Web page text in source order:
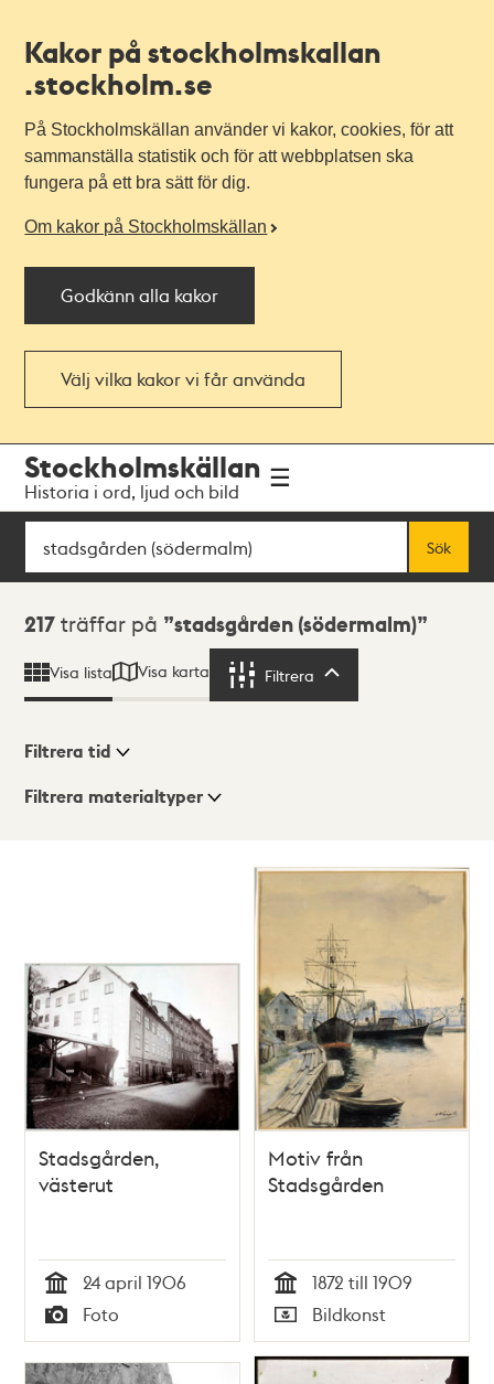
Kakor på stockholmskallan
.stockholm.se
På Stockholmskällan använder vi kakor, cookies, för att
sammanställa statistik och för att webbplatsen ska
fungera på ett bra sätt för dig.
Om kakor på Stockholmskällan
Godkänn alla kakor
Välj vilka kakor vi får använda
navigationen
huvudinnehållet
Stockholmskällan
Historia i ord, ljud och bild
Sök
Sök
Sökresultat
217 träffar på stadsgården (södermalm)
Visa lista Visa karta Filtrera
Visningsläge
Filtrera tid
Filtrera materialtyper
Stadsgården,
västerut
Tid
24 april 1906
Typ
Foto
Motiv från
Stadsgården
Tid
1872 till 1909
Typ
Bildkonst